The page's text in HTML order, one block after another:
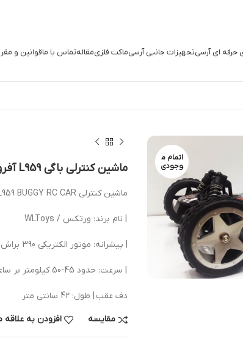
حرفه ای آرسیتجهیزات جانبی آرسیماکت فلزیمقالهتماس با ماقوانین و
اتمام م
وجودی
ماشین کنترلی باگی L959 آفرود سرعت 45 کیلومتر بر ساعت
ماشین کنترلی WLTOYS L959 BUGGY RC CAR
| نام برند: ورتکس / WLToys
| پیشرانه: موتور الکتریکی 390 براش
| سرعت: حدود 45-50 کیلومتر بر ساعت |
دف عقب | طول: 42 سانتی متر
مقایسه افزودن به